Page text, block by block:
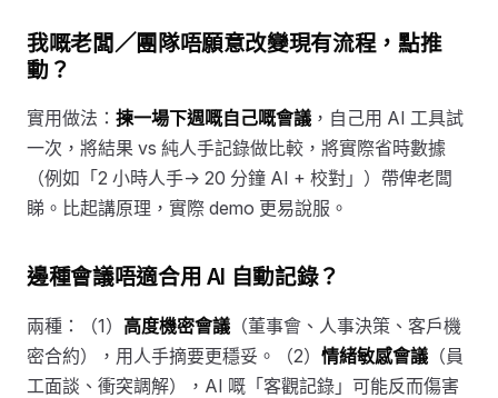
我嘅老闆／團隊唔願意改變現有流程，點推
動？
實用做法： 揀一場下週嘅自己嘅會議 ，自己用 AI 工具試
一次，將結果 vs 純人手記錄做比較，將實際省時數據
（例如「2 小時人手→ 20 分鐘 AI + 校對」）帶俾老闆
睇。比起講原理，實際 demo 更易說服。
邊種會議唔適合用 AI 自動記錄？
兩種：（1） 高度機密會議 （董事會、人事決策、客戶機
密合約），用人手摘要更穩妥。（2） 情緒敏感會議 （員
工面談、衝突調解），AI 嘅「客觀記錄」可能反而傷害